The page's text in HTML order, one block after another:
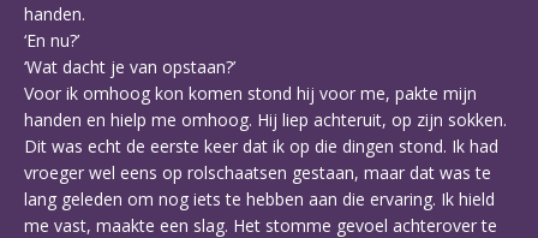
handen.
‘En nu?’
‘Wat dacht je van opstaan?’
Voor ik omhoog kon komen stond hij voor me, pakte mijn
handen en hielp me omhoog. Hij liep achteruit, op zijn sokken.
Dit was echt de eerste keer dat ik op die dingen stond. Ik had
vroeger wel eens op rolschaatsen gestaan, maar dat was te
lang geleden om nog iets te hebben aan die ervaring. Ik hield
me vast, maakte een slag. Het stomme gevoel achterover te